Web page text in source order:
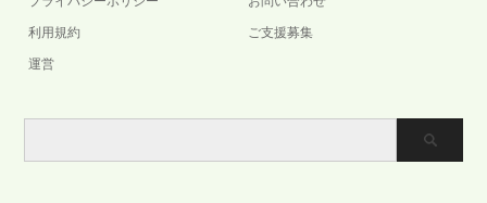
利用規約
運営
ご支援募集